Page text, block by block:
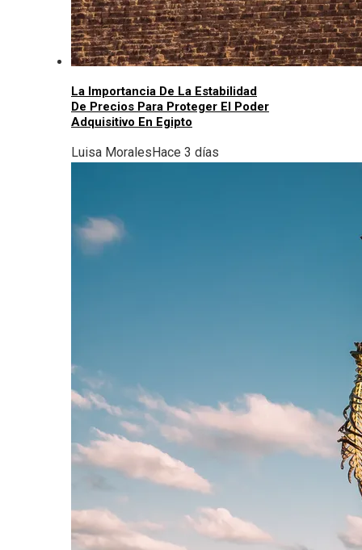
La Importancia De La Estabilidad
De Precios Para Proteger El Poder
Adquisitivo En Egipto
Luisa MoralesHace 3 días